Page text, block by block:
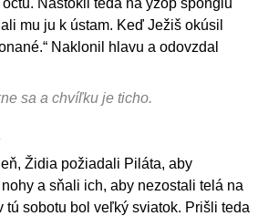
mu ju k ústam. Keď Ježiš okúsil
Naklonil hlavu a odovzdal
sa a chvíľku je ticho.
Židia požiadali Piláta, aby
a sňali ich, aby nezostali telá na
tú sobotu bol veľký sviatok. Prišli teda